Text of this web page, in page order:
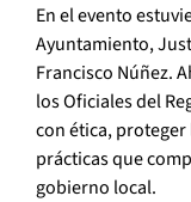
En el evento
Ayuntamiento,
Francisco Núñez.
los Oficiales del
con ética,
prácticas que
gobierno local.